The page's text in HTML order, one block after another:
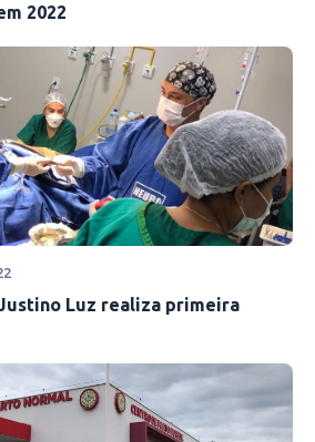
2022
Luz realiza primeira